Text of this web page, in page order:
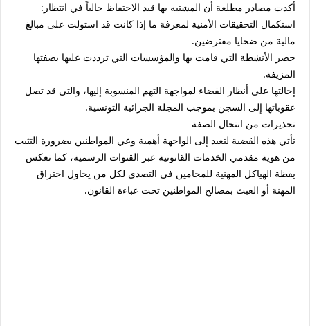
أكدت مصادر مطلعة أن المشتبه بها قيد الاحتفاظ حالياً في انتظار:
استكمال التحقيقات الأمنية لمعرفة ما إذا كانت قد استولت على مبالغ
مالية من ضحايا مفترضين.
حصر الأنشطة التي قامت بها والمؤسسات التي ترددت عليها بصفتها
المزيفة.
إحالتها على أنظار القضاء لمواجهة التهم المنسوبة إليها، والتي قد تصل
عقوباتها إلى السجن بموجب المجلة الجزائية التونسية.
تحذيرات من انتحال الصفة
تأتي هذه القضية لتعيد إلى الواجهة أهمية وعي المواطنين بضرورة التثبت
من هوية مقدمي الخدمات القانونية عبر القنوات الرسمية، كما تعكس
يقظة الهياكل المهنية للمحامين في التصدي لكل من يحاول اختراق
المهنة أو العبث بمصالح المواطنين تحت عباءة القانون.